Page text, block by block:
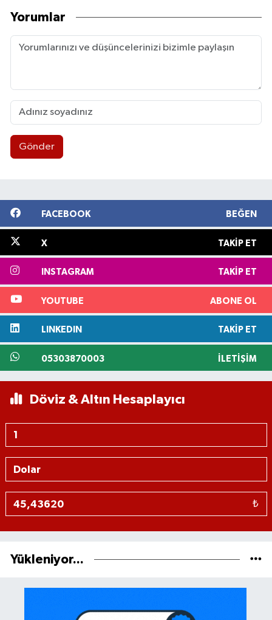
Yorumlar
Gönder
FACEBOOK BEĞEN
X TAKIP ET
INSTAGRAM TAKIP ET
YOUTUBE ABONE OL
LINKEDIN TAKIP ET
05303870003 İLETIŞIM
Döviz & Altın Hesaplayıcı
₺
Yükleniyor...